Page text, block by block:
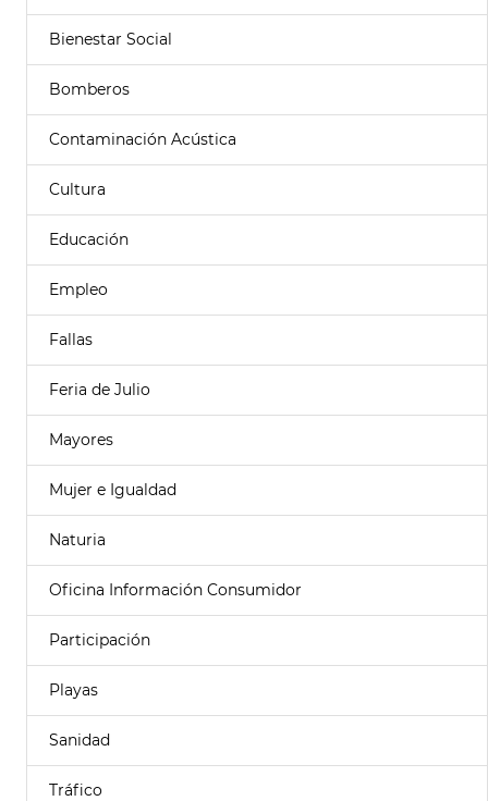
Bienestar Social
Bomberos
Contaminación Acústica
Cultura
Educación
Empleo
Fallas
Feria de Julio
Mayores
Mujer e Igualdad
Naturia
Oficina Información Consumidor
Participación
Playas
Sanidad
Tráfico